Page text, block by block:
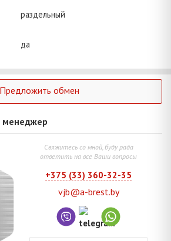
раздельный
да
Предложить обмен
менеджер
Свяжитесь со мной, буду рада
ответить на все Ваши вопросы
+375 (33) 360-32-35
vjb@a-brest.by